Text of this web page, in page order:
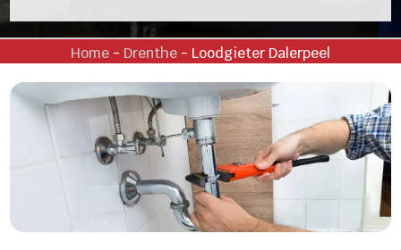
Home- Drenthe- Loodgieter Dalerpeel